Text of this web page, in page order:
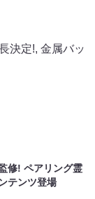
決定!, 金属バッ
修! ペアリング霊
テンツ登場